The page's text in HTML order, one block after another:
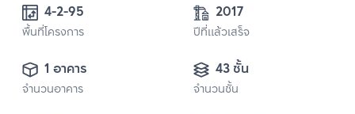
พื้นที่โครงการ
2017
ปีที่แล้วเสร็จ
1 อาคาร
จำนวนอาคาร
43 ชั้น
จำนวนชั้น